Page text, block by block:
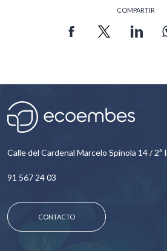
COMPARTIR
Calle del Cardenal Marcelo Spínola 14 / 2ª
91 567 24 03
CONTACTO